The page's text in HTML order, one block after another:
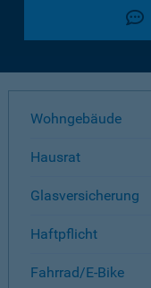
Wohngebäude
Hausrat
Glasversicherung
Haftpflicht
Fahrrad/E-Bike